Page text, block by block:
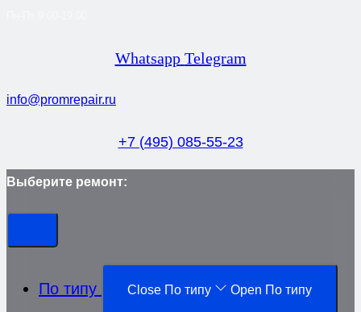
Whatsapp Telegram
info@promrepair.ru
+7 (495) 085-55-23
Выберите ремонт:
По типу Close По типу Open По типу